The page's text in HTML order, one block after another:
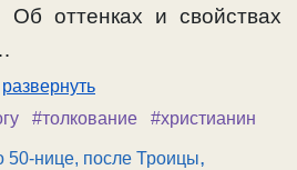
оттенках и свойствах
развернуть
#толкование #христианин
50-нице, после Троицы,